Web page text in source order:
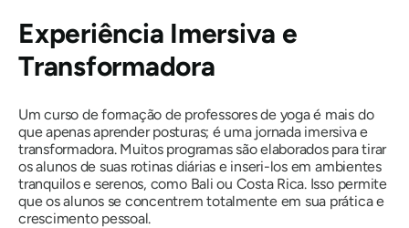
Experiência Imersiva e
Transformadora
Um curso de formação de professores de yoga é mais do
que apenas aprender posturas; é uma jornada imersiva e
transformadora. Muitos programas são elaborados para tirar
os alunos de suas rotinas diárias e inseri-los em ambientes
tranquilos e serenos, como Bali ou Costa Rica. Isso permite
que os alunos se concentrem totalmente em sua prática e
crescimento pessoal.